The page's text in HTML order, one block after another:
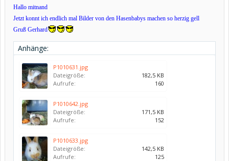
Hallo mitnand
Jetzt konnt ich endlich mal Bilder von den Hasenbabys machen so herzig gell
Gruß Gerhard
Anhänge:
P1010631.jpg
Dateigröße:
182,5 KB
Aufrufe:
160
P1010642.jpg
Dateigröße:
171,5 KB
Aufrufe:
152
P1010633.jpg
Dateigröße:
142,5 KB
Aufrufe:
125